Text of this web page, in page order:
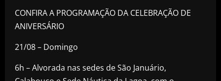
CONFIRA A PROGRAMAÇÃO DA CELEBRAÇÃO DE
ANIVERSÁRIO
21/08 – Domingo
6h – Alvorada nas sedes de São Januário,